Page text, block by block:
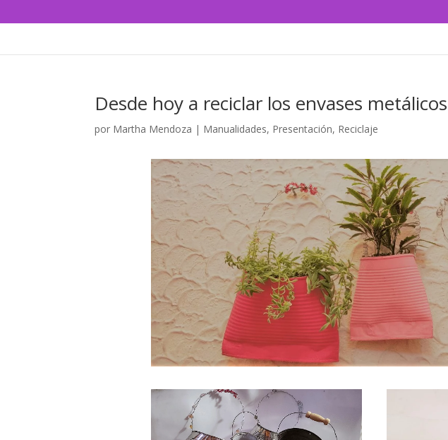
Desde hoy a reciclar los envases
por Martha Mendoza | Manualidades, Presentación, Reciclaje